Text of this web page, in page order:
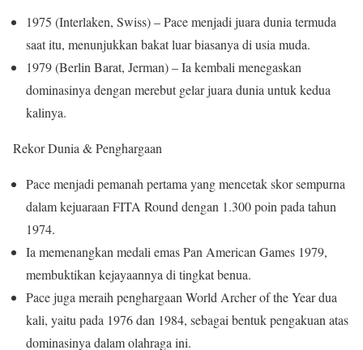
1975 (Interlaken, Swiss) – Pace menjadi juara dunia termuda
saat itu, menunjukkan bakat luar biasanya di usia muda.
1979 (Berlin Barat, Jerman) – Ia kembali menegaskan
dominasinya dengan merebut gelar juara dunia untuk kedua
kalinya.
Rekor Dunia & Penghargaan
Pace menjadi pemanah pertama yang mencetak skor sempurna
dalam kejuaraan FITA Round dengan 1.300 poin pada tahun
1974.
Ia memenangkan medali emas Pan American Games 1979,
membuktikan kejayaannya di tingkat benua.
Pace juga meraih penghargaan World Archer of the Year dua
kali, yaitu pada 1976 dan 1984, sebagai bentuk pengakuan atas
dominasinya dalam olahraga ini.